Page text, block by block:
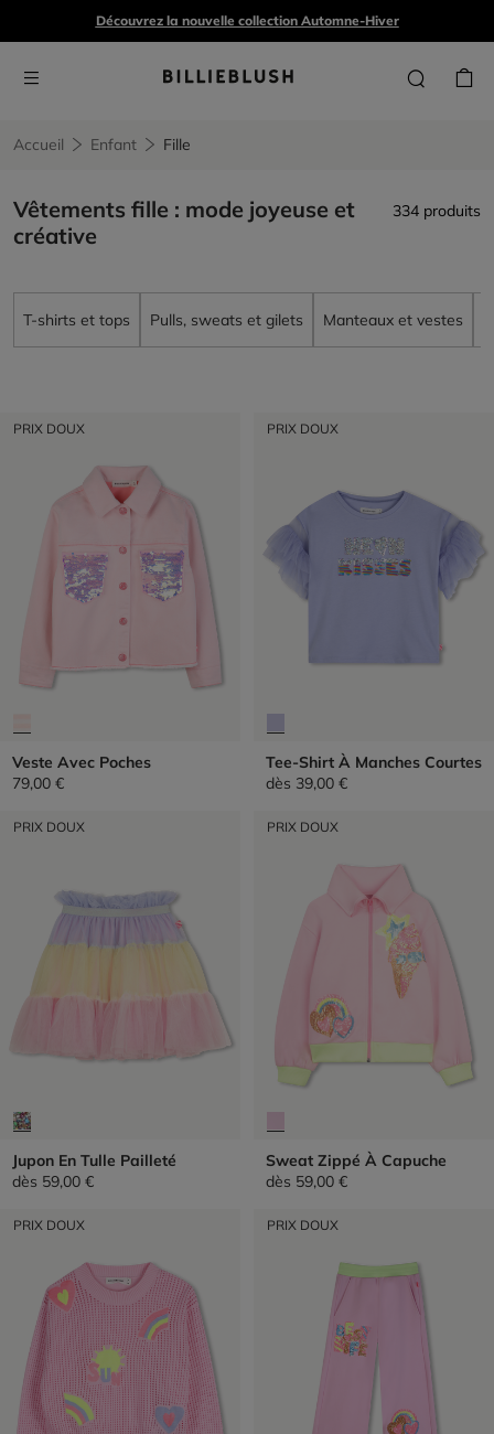
Découvrez la nouvelle collection Automne-Hiver
Accueil Enfant Fille
Vêtements fille : mode joyeuse et
créative
334 produits
T-shirts et tops Pulls, sweats et gilets Manteaux et vestes
PRIX DOUX
Veste Avec Poches
79,00 €
PRIX DOUX
Tee-Shirt À Manches Courtes
dès 39,00 €
PRIX DOUX
Jupon En Tulle Pailleté
dès 59,00 €
PRIX DOUX
Sweat Zippé À Capuche
dès 59,00 €
PRIX DOUX PRIX DOUX